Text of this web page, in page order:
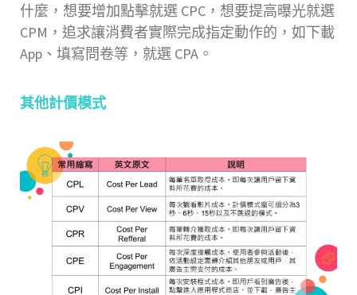
什麼，想要增加點擊就選 CPC，想要提高曝光就選
CPM，追求讓消費者實際完成指定動作的，如下載
App、填寫問卷等，就選 CPA。
其他計價模式